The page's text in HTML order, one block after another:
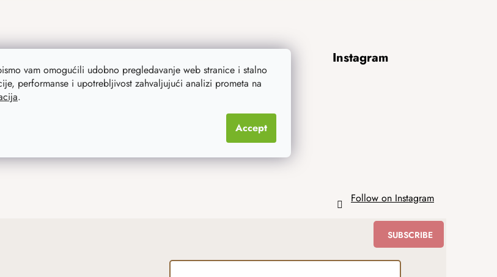
vam omogućili udobno pregledavanje web stranice i stalno
performanse i upotrebljivost zahvaljujući analizi prometa na
.
Accept
Instagram
Follow on Instagram
SUBSCRIBE